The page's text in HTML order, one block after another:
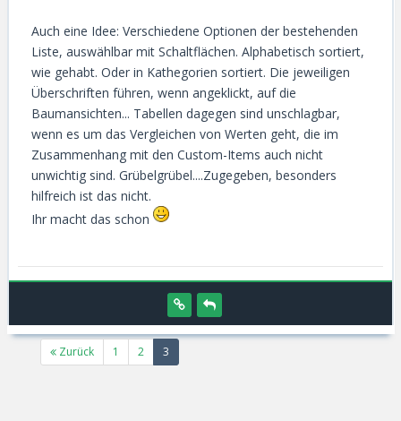
Auch eine Idee: Verschiedene Optionen der bestehenden
Liste, auswählbar mit Schaltflächen. Alphabetisch sortiert,
wie gehabt. Oder in Kathegorien sortiert. Die jeweiligen
Überschriften führen, wenn angeklickt, auf die
Baumansichten... Tabellen dagegen sind unschlagbar,
wenn es um das Vergleichen von Werten geht, die im
Zusammenhang mit den Custom-Items auch nicht
unwichtig sind. Grübelgrübel....Zugegeben, besonders
hilfreich ist das nicht.
Ihr macht das schon
Zurück 1 2 3